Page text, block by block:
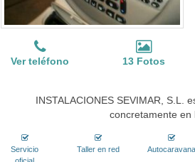
Ver teléfono 13 Fotos
INSTALACIONES SEVIMAR, S.L.
concretamente en
Servicio
Taller en red Autocaravana